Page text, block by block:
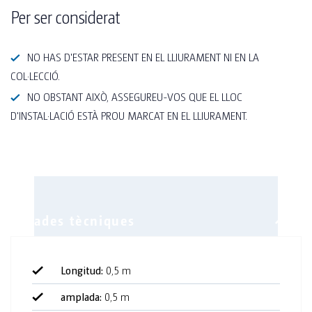
Per ser considerat
NO HAS D'ESTAR PRESENT EN EL LLIURAMENT NI EN LA
COL·LECCIÓ.
NO OBSTANT AIXÒ, ASSEGUREU-VOS QUE EL LLOC
D'INSTAL·LACIÓ ESTÀ PROU MARCAT EN EL LLIURAMENT.
Longitud: 0,5 m
amplada: 0,5 m
Part superior
Part superior